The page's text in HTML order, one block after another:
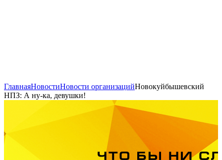
ГлавнаяНовостиНовости организацийНовокуйбышевский
НПЗ: А ну-ка, девушки!